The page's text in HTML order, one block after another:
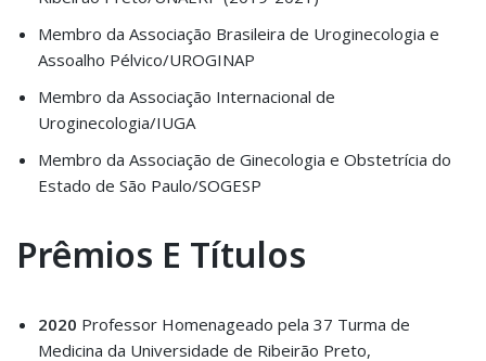
Membro da Associação Brasileira de Uroginecologia e
Assoalho Pélvico/UROGINAP
Membro da Associação Internacional de
Uroginecologia/IUGA
Membro da Associação de Ginecologia e Obstetrícia do
Estado de São Paulo/SOGESP
Prêmios E Títulos
2020 Professor Homenageado pela 37 Turma de
Medicina da Universidade de Ribeirão Preto,